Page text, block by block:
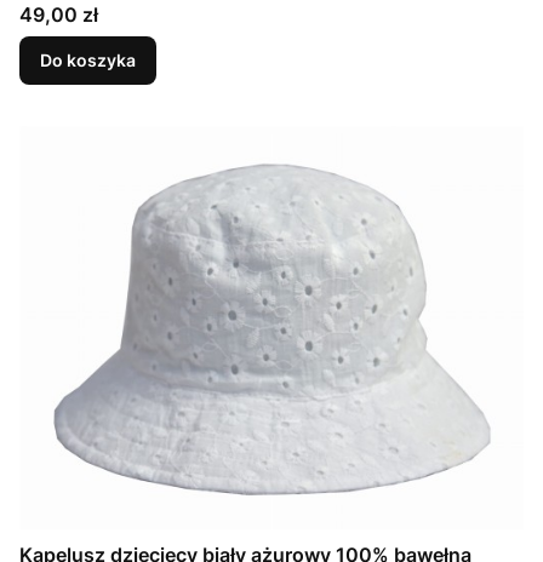
Cena
49,00 zł
Do koszyka
Kapelusz dziecięcy biały ażurowy 100% bawełna